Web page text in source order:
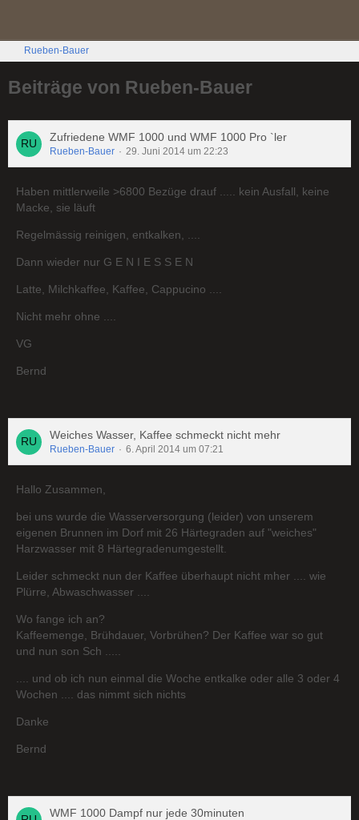
Rueben-Bauer
Beiträge von Rueben-Bauer
Zufriedene WMF 1000 und WMF 1000 Pro `ler
Rueben-Bauer 29. Juni 2014 um 22:23
Haben mittlerweile >6800 Bezüge drauf ..... kein Ausfall, keine
Macke, sie läuft
Regelmässig reinigen, entkalken, ....
Dann wieder nur G E N I E S S E N
Latte, Milchkaffee, Kaffee, Cappucino ....
Nicht mehr ohne ....
VG
Bernd
Weiches Wasser, Kaffee schmeckt nicht mehr
Rueben-Bauer 6. April 2014 um 07:21
Hallo Zusammen,
bei uns wurde die Wasserversorgung (leider) von unserem
eigenen Brunnen im Dorf mit 26 Härtegraden auf "weiches"
Harzwasser mit 8 Härtegradenumgestellt.
Leider schmeckt nun der Kaffee überhaupt nicht mher .... wie
Plürre, Abwaschwasser ....
Wo fange ich an?
Kaffeemenge, Brühdauer, Vorbrühen? Der Kaffee war so gut
und nun son Sch .....
.... und ob ich nun einmal die Woche entkalke oder alle 3 oder 4
Wochen .... das nimmt sich nichts
Danke
Bernd
WMF 1000 Dampf nur jede 30minuten